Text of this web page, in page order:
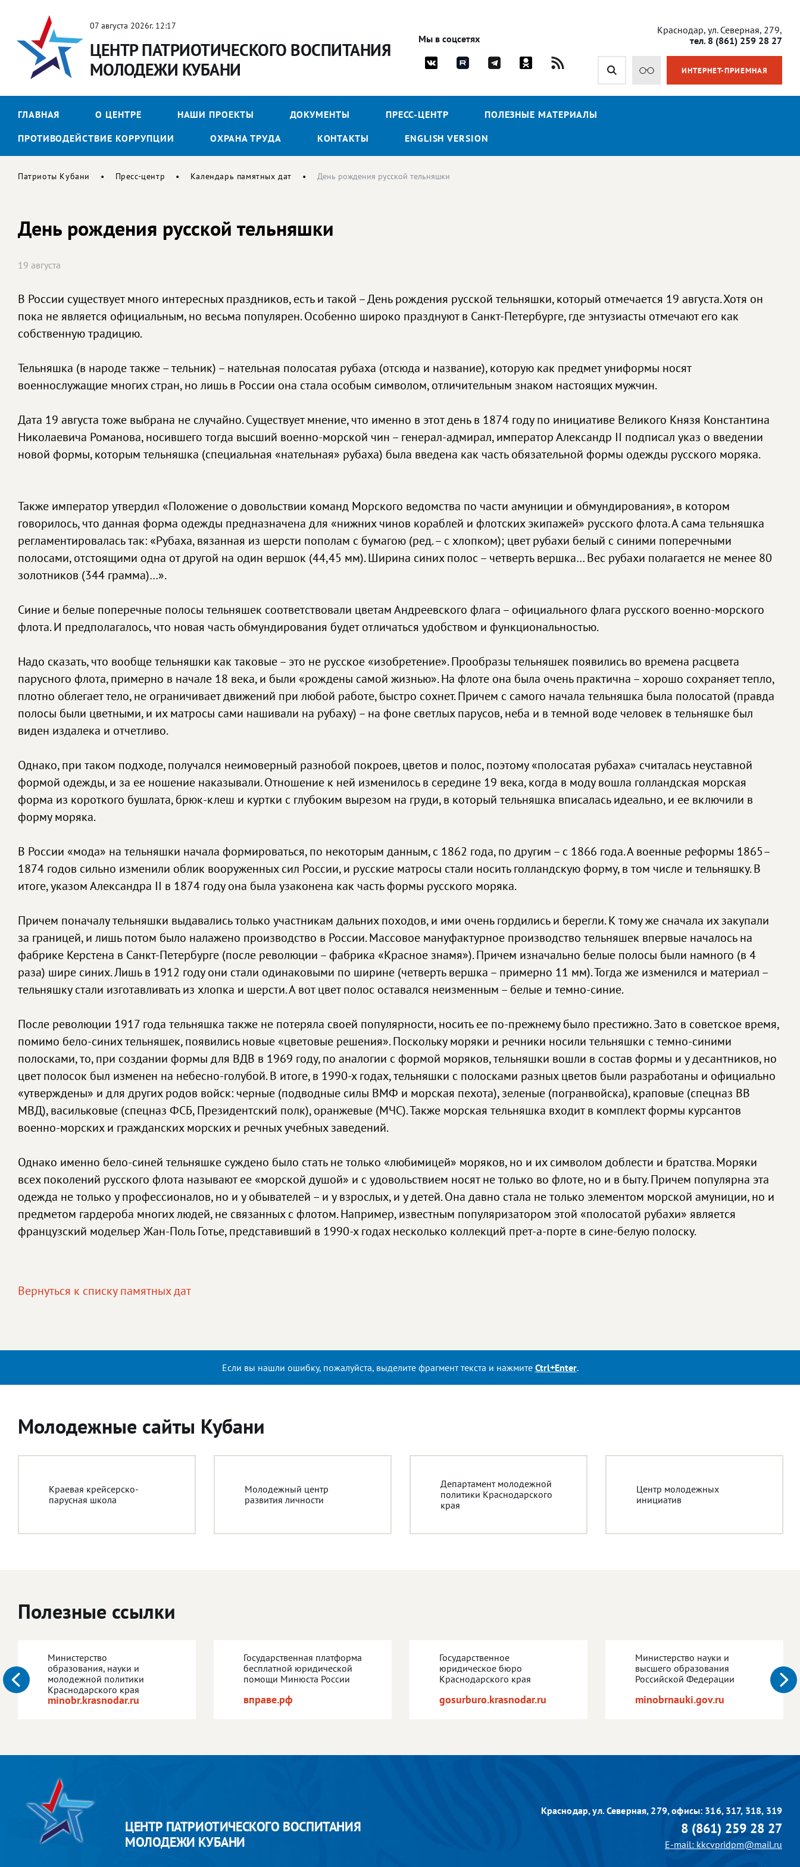
07 августа 2026г. 12:17
ЦЕНТР ПАТРИОТИЧЕСКОГО ВОСПИТАНИЯ
МОЛОДЕЖИ КУБАНИ
Мы в соцсетях
Краснодар, ул. Северная, 279,
тел. 8 (861) 259 28 27
ИНТЕРНЕТ-ПРИЕМНАЯ
ГЛАВНАЯ О ЦЕНТРЕ НАШИ ПРОЕКТЫ ДОКУМЕНТЫ ПРЕСС-ЦЕНТР
ПОЛЕЗНЫЕ МАТЕРИАЛЫ
ПРОТИВОДЕЙСТВИЕ КОРРУПЦИИ
ОХРАНА ТРУДА КОНТАКТЫ ENGLISH VERSION
Патриоты Кубани Пресс-центр Календарь памятных дат День рождения русской тельняшки
День рождения русской тельняшки
19 августа
В России существует много интересных праздников, есть и такой – День рождения русской тельняшки, который отмечается 19 августа. Хотя он
пока не является официальным, но весьма популярен. Особенно широко празднуют в Санкт-Петербурге, где энтузиасты отмечают его как
собственную традицию.
Тельняшка (в народе также – тельник) – нательная полосатая рубаха (отсюда и название), которую как предмет униформы носят
военнослужащие многих стран, но лишь в России она стала особым символом, отличительным знаком настоящих мужчин.
Дата 19 августа тоже выбрана не случайно. Существует мнение, что именно в этот день в 1874 году по инициативе Великого Князя Константина
Николаевича Романова, носившего тогда высший военно-морской чин – генерал-адмирал, император Александр ІІ подписал указ о введении
новой формы, которым тельняшка (специальная «нательная» рубаха) была введена как часть обязательной формы одежды русского моряка.
Также император утвердил «Положение о довольствии команд Морского ведомства по части амуниции и обмундирования», в котором
говорилось, что данная форма одежды предназначена для «нижних чинов кораблей и флотских экипажей» русского флота. А сама тельняшка
регламентировалась так: «Рубаха, вязанная из шерсти пополам с бумагою (ред. – с хлопком); цвет рубахи белый с синими поперечными
полосами, отстоящими одна от другой на один вершок (44,45 мм). Ширина синих полос – четверть вершка… Вес рубахи полагается не менее 80
золотников (344 грамма)…».
Синие и белые поперечные полосы тельняшек соответствовали цветам Андреевского флага – официального флага русского военно-морского
флота. И предполагалось, что новая часть обмундирования будет отличаться удобством и функциональностью.
Надо сказать, что вообще тельняшки как таковые – это не русское «изобретение». Прообразы тельняшек появились во времена расцвета
парусного флота, примерно в начале 18 века, и были «рождены самой жизнью». На флоте она была очень практична – хорошо сохраняет тепло,
плотно облегает тело, не ограничивает движений при любой работе, быстро сохнет. Причем с самого начала тельняшка была полосатой (правда
полосы были цветными, и их матросы сами нашивали на рубаху) – на фоне светлых парусов, неба и в темной воде человек в тельняшке был
виден издалека и отчетливо.
Однако, при таком подходе, получался неимоверный разнобой покроев, цветов и полос, поэтому «полосатая рубаха» считалась неуставной
формой одежды, и за ее ношение наказывали. Отношение к ней изменилось в середине 19 века, когда в моду вошла голландская морская
форма из короткого бушлата, брюк-клеш и куртки с глубоким вырезом на груди, в который тельняшка вписалась идеально, и ее включили в
форму моряка.
В России «мода» на тельняшки начала формироваться, по некоторым данным, с 1862 года, по другим – с 1866 года. А военные реформы 1865–
1874 годов сильно изменили облик вооруженных сил России, и русские матросы стали носить голландскую форму, в том числе и тельняшку. В
итоге, указом Александра ІІ в 1874 году она была узаконена как часть формы русского моряка.
Причем поначалу тельняшки выдавались только участникам дальних походов, и ими очень гордились и берегли. К тому же сначала их закупали
за границей, и лишь потом было налажено производство в России. Массовое мануфактурное производство тельняшек впервые началось на
фабрике Керстена в Санкт-Петербурге (после революции – фабрика «Красное знамя»). Причем изначально белые полосы были намного (в 4
раза) шире синих. Лишь в 1912 году они стали одинаковыми по ширине (четверть вершка – примерно 11 мм). Тогда же изменился и материал –
тельняшку стали изготавливать из хлопка и шерсти. А вот цвет полос оставался неизменным – белые и темно-синие.
После революции 1917 года тельняшка также не потеряла своей популярности, носить ее по-прежнему было престижно. Зато в советское время,
помимо бело-синих тельняшек, появились новые «цветовые решения». Поскольку моряки и речники носили тельняшки с темно-синими
полосками, то, при создании формы для ВДВ в 1969 году, по аналогии с формой моряков, тельняшки вошли в состав формы и у десантников, но
цвет полосок был изменен на небесно-голубой. В итоге, в 1990-х годах, тельняшки с полосками разных цветов были разработаны и официально
«утверждены» и для других родов войск: черные (подводные силы ВМФ и морская пехота), зеленые (погранвойска), краповые (спецназ ВВ
МВД), васильковые (спецназ ФСБ, Президентский полк), оранжевые (МЧС). Также морская тельняшка входит в комплект формы курсантов
военно-морских и гражданских морских и речных учебных заведений.
Однако именно бело-синей тельняшке суждено было стать не только «любимицей» моряков, но и их символом доблести и братства. Моряки
всех поколений русского флота называют ее «морской душой» и с удовольствием носят не только во флоте, но и в быту. Причем популярна эта
одежда не только у профессионалов, но и у обывателей – и у взрослых, и у детей. Она давно стала не только элементом морской амуниции, но и
предметом гардероба многих людей, не связанных с флотом. Например, известным популяризатором этой «полосатой рубахи» является
французский модельер Жан-Поль Готье, представивший в 1990-х годах несколько коллекций прет-а-порте в сине-белую полоску.
Вернуться к списку памятных дат
Если вы нашли ошибку, пожалуйста, выделите фрагмент текста и нажмите Ctrl+Enter.
Молодежные сайты Кубани
Краевая крейсерско-
парусная школа
Молодежный центр
развития личности
Департамент молодежной
политики Краснодарского
края
Центр молодежных
инициатив
Полезные ссылки
Министерство
образования, науки и
молодежной политики
Краснодарского края
minobr.krasnodar.ru
Государственная платформа
бесплатной юридической
помощи Минюста России
вправе.рф
Государственное
юридическое бюро
Краснодарского края
gosurburo.krasnodar.ru
Министерство науки и
высшего образования
Российской Федерации
minobrnauki.gov.ru
ЦЕНТР ПАТРИОТИЧЕСКОГО ВОСПИТАНИЯ
МОЛОДЕЖИ КУБАНИ
Краснодар, ул. Северная, 279,офисы: 316, 317, 318, 319
8 (861) 259 28 27
E-mail: kkcvpridpm@mail.ru